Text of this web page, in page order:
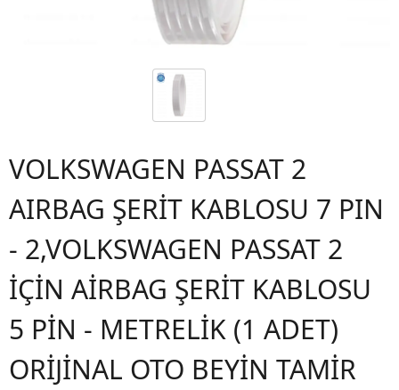
VOLKSWAGEN PASSAT 2
AIRBAG ŞERİT KABLOSU 7 PIN
- 2,VOLKSWAGEN PASSAT 2
İÇİN AİRBAG ŞERİT KABLOSU
5 PİN - METRELİK (1 ADET)
ORİJİNAL OTO BEYİN TAMİR